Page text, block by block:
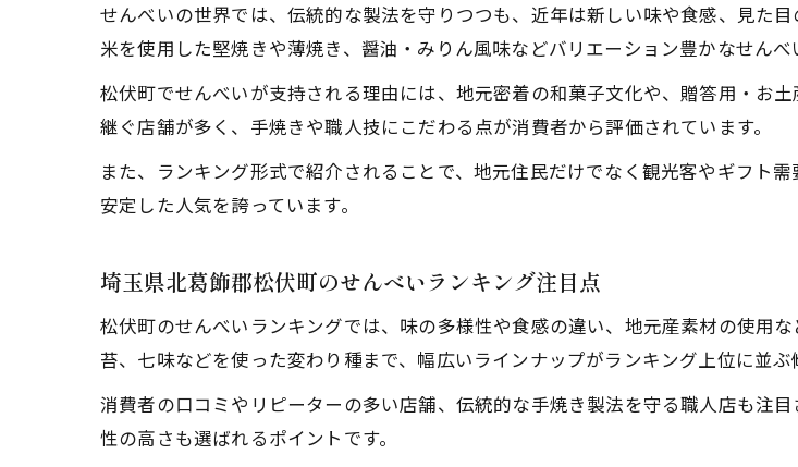
せんべい選びで大切なポイ
埼玉お土産せんべいの選び
せんべい好き必見の松伏町人気商
せんべい好きが選ぶ松伏町お
人気ランキング上位のせん
贈り物に喜ばれるせんべい商
埼玉県名物せんべいの魅力を徹
埼玉県名物せんべいの伝統と
せんべいの味わい深さと人
せんべいの世界では、伝統的な製法を守りつつも、近年は新しい味や食感、見た
米を使用した堅焼きや薄焼き、醤油・みりん風味などバリエーション豊かなせんべ
松伏町でせんべいが支持される理由には、地元密着の和菓子文化や、贈答用・お
継ぐ店舗が多く、手焼きや職人技にこだわる点が消費者から評価されています。
また、ランキング形式で紹介されることで、地元住民だけでなく観光客やギフト
安定した人気を誇っています。
埼玉県北葛飾郡松伏町のせんべいランキング注目点
松伏町のせんべいランキングでは、味の多様性や食感の違い、地元産素材の使用
苔、七味などを使った変わり種まで、幅広いラインナップがランキング上位に並ぶ
消費者の口コミやリピーターの多い店舗、伝統的な手焼き製法を守る職人店も注
性の高さも選ばれるポイントです。